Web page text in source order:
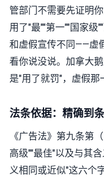
管部门不需要先证明
用了"最""第一""国家级
和虚假宣传不同——虚
看你说没说。加拿大
是"用了就罚"，虚假那
法条依据：精确到
《广告法》第九条第
高级""最佳"以及与其
义相同或近似"这六个